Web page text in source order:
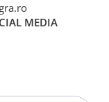
MEDIA